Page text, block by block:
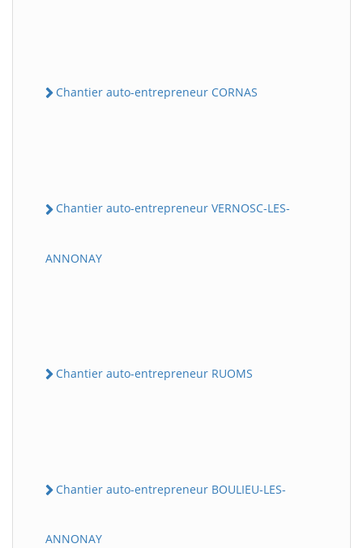
Chantier auto-entrepreneur CORNAS
Chantier auto-entrepreneur VERNOSC-LES-
ANNONAY
Chantier auto-entrepreneur RUOMS
Chantier auto-entrepreneur BOULIEU-LES-
ANNONAY